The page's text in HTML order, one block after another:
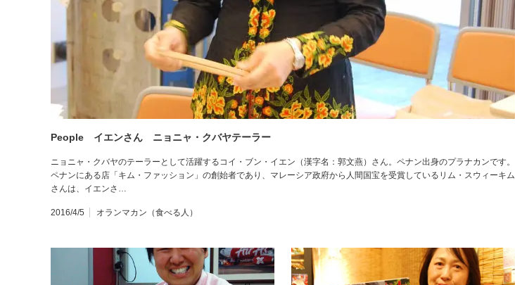
People イエンさん ニョニャ・クバヤテーラー
ニョニャ・クバヤのテーラーとして活躍するコイ・ブン・イエン（漢字名：郭文燕）さん。ペナン出身のプラナカンです。
ペナンにある店「キム・ファッション」の創始者であり、マレーシア政府から人間国宝を受賞しているリム・スウィーキム
さんは、イエンさ…
2016/4/5 オランマカン（食べる人）